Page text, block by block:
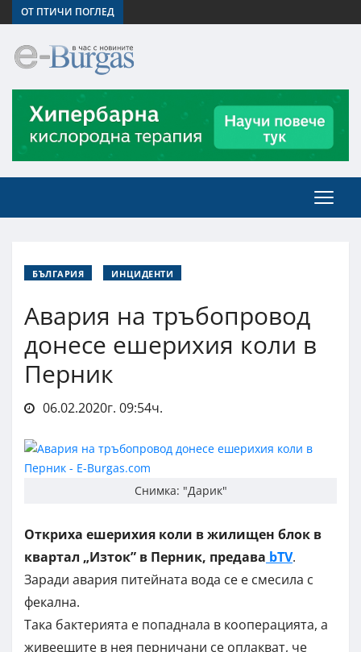
ОТ ПТИЧИ ПОГЛЕД
БЪЛГАРИЯ ИНЦИДЕНТИ
Авария на тръбопровод
донесе ешерихия коли в
Перник
06.02.2020г. 09:54ч.
Снимка: "Дарик"
Откриха ешерихия коли в жилищен блок в
квартал „Изток” в Перник, предава bTV.
Заради авария питейната вода се е смесила с
фекална.
Така бактерията е попаднала в кооперацията, а
живеещите в нея перничани се оплакват, че